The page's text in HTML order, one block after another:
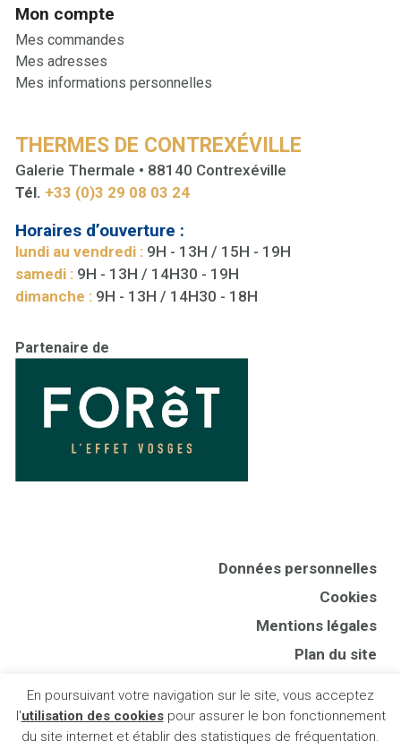
Mon compte
Mes commandes
Mes adresses
Mes informations personnelles
THERMES DE CONTREXÉVILLE
Galerie Thermale • 88140 Contrexéville
Tél. +33 (0)3 29 08 03 24
Horaires d’ouverture :
lundi au vendredi : 9H - 13H / 15H - 19H
samedi : 9H - 13H / 14H30 - 19H
dimanche : 9H - 13H / 14H30 - 18H
Partenaire de
Données personnelles
Cookies
Mentions légales
Plan du site
Presse
Publigo 2018-2024
En poursuivant votre navigation sur le site, vous acceptez
l'utilisation des cookiespour assurer le bon fonctionnement
du site internet et établir des statistiques de fréquentation.